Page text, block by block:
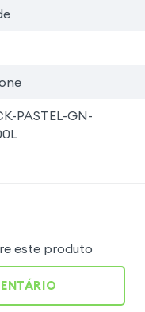
PASTEL-GN-
este produto